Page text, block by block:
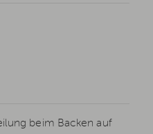
beim Backen auf